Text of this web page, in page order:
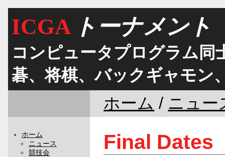
ICGAトーナメント
コンピュータプログラム同
碁、将棋、バックギャモン
ホーム / ニュー
ホーム
ニュース
競技会
Final Dates